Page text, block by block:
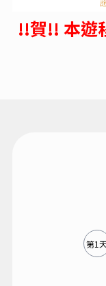
!!賀!! 本遊
第1